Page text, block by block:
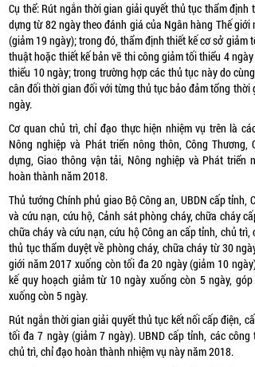
Cụ thể: Rút ngắn thời gian giải quyết thủ tục thẩm định
dựng từ 82 ngày theo đánh giá của Ngân hàng Thế
(giảm 19 ngày); trong đó, thẩm định thiết kế cơ sở giảm
thuật hoặc thiết kế bản vẽ thi công giảm tối thiểu 4
thiểu 10 ngày; trong trường hợp các thủ tục này do
cân đối thời gian đối với từng thủ tục bảo đảm tổng thời
ngày.
Cơ quan chủ trì, chỉ đạo thực hiện nhiệm vụ trên là
Nông nghiệp và Phát triển nông thôn, Công Thương,
dựng, Giao thông vận tải, Nông nghiệp và Phát triển
hoàn thành năm 2018.
Thủ tướng Chính phủ giao Bộ Công an, UBDN cấp tỉnh,
và cứu nạn, cứu hộ, Cảnh sát phòng cháy, chữa cháy
chữa cháy và cứu nạn, cứu hộ Công an cấp tỉnh, chủ
thủ tục thẩm duyệt về phòng cháy, chữa cháy từ 30
giới năm 2017 xuống còn tối đa 20 ngày (giảm 10
kế quy hoạch giảm từ 10 ngày xuống còn 5 ngày,
xuống còn 5 ngày.
Rút ngắn thời gian giải quyết thủ tục kết nối cấp điện,
tối đa 7 ngày (giảm 7 ngày). UBND cấp tỉnh, các
chủ trì, chỉ đạo hoàn thành nhiệm vụ này năm 2018.